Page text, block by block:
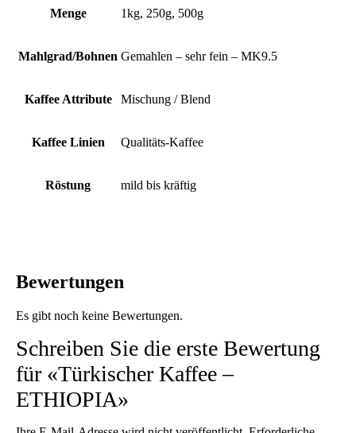
Menge 1kg, 250g, 500g
Mahlgrad/Bohnen Gemahlen – sehr fein – MK9.5
Kaffee Attribute Mischung / Blend
Kaffee Linien Qualitäts-Kaffee
Röstung mild bis kräftig
Bewertungen
Es gibt noch keine Bewertungen.
Schreiben Sie die erste Bewertung
für «Türkischer Kaffee –
ETHIOPIA»